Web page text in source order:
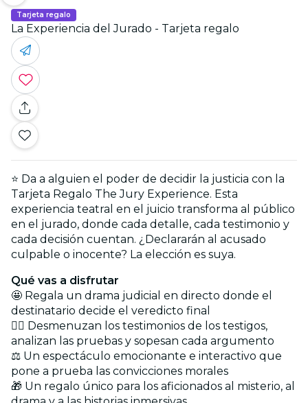
Tarjeta regalo
La Experiencia del Jurado - Tarjeta regalo
⭐ Da a alguien el poder de decidir la justicia con la
Tarjeta Regalo The Jury Experience. Esta
experiencia teatral en el juicio transforma al público
en el jurado, donde cada detalle, cada testimonio y
cada decisión cuentan. ¿Declararán al acusado
culpable o inocente? La elección es suya.
Qué vas a disfrutar
🤩 Regala un drama judicial en directo donde el
destinatario decide el veredicto final
🕵️‍♂️ Desmenuzan los testimonios de los testigos,
analizan las pruebas y sopesan cada argumento
⚖️ Un espectáculo emocionante e interactivo que
pone a prueba las convicciones morales
🎁 Un regalo único para los aficionados al misterio, al